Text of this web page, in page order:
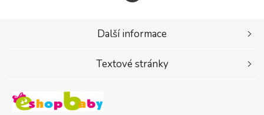
Další informace
Textové stránky